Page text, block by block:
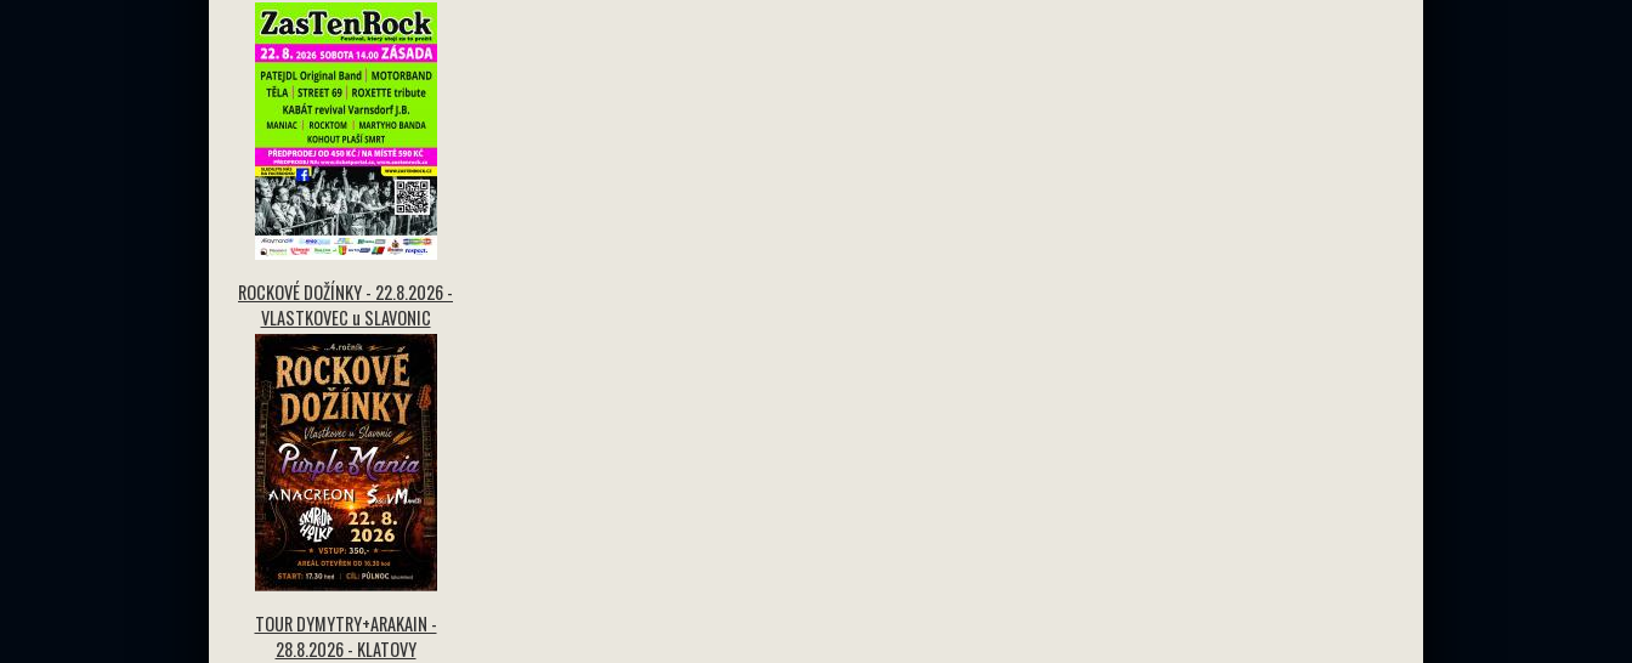
ROCKOVÉ DOŽÍNKY - 22.8.2026 -
VLASTKOVEC u SLAVONIC
TOUR DYMYTRY+ARAKAIN -
28.8.2026 - KLATOVY